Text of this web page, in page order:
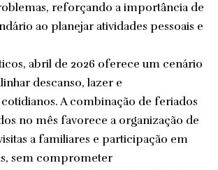
reforçando a importância de
ao planejar atividades pessoais e
abril de 2026 oferece um cenário
descanso, lazer e
A combinação de feriados
no mês favorece a organização de
a familiares e participação em
sem comprometer